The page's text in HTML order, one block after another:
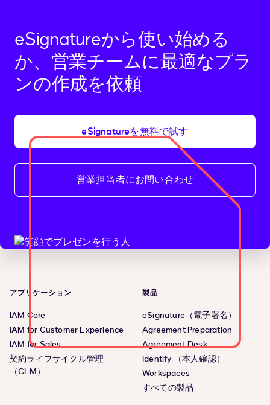
eSignatureから使い始める
か、営業チームに最適なプラ
ンの作成を依頼
eSignatureを無料で試す
営業担当者にお問い合わせ
アプリケーション
IAM Core
IAM for Customer Experience
IAM for Sales
契約ライフサイクル管理
（CLM）
製品
eSignature（電子署名）
Agreement Preparation
Agreement Desk
Identify （本人確認）
Workspaces
すべての製品